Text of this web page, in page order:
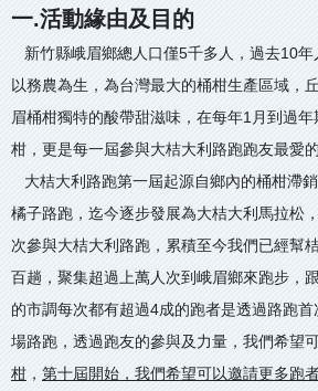
一.活動緣由及目的
新竹縣峨眉鄉總人口僅5千多人，過去10
以務農為生，為台灣最大的桶柑生產區域，
眉桶柑獨特的酸帶甜滋味，在每年1月到過
柑，更是每一屆參與大桔大利路跑跑友最愛的
大桔大利路跑第一屆起源自鄉內的桶柑滯
橘子路跑，迄今逐步發展為大桔大利馬拉松
次參與大桔大利路跑，累積至今我們已經幫
百趟，聚集超過上萬人次到峨眉鄉來跑步，
的市調每次都有超過4成的跑者是透過路跑
場路跑，透過跑友的參與及力量，我們希望
柑 ， 第十屆開始，我們希望可以邀請更多跑